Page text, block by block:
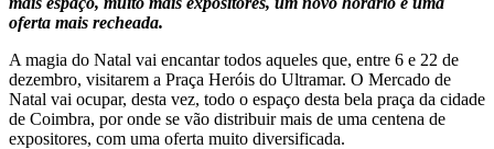
oferta mais recheada.
A magia do Natal vai encantar todos aqueles que, entre 6 e 22 de
dezembro, visitarem a Praça Heróis do Ultramar. O Mercado de
Natal vai ocupar, desta vez, todo o espaço desta bela praça da cidade
de Coimbra, por onde se vão distribuir mais de uma centena de
expositores, com uma oferta muito diversificada.